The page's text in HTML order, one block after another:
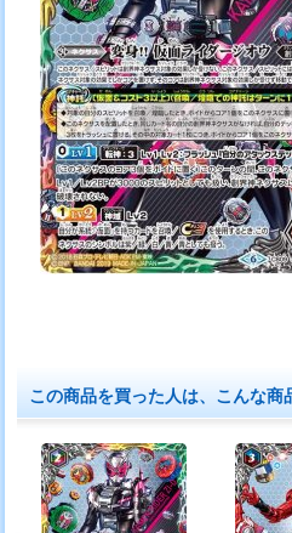
この商品を買った人は、こんな商